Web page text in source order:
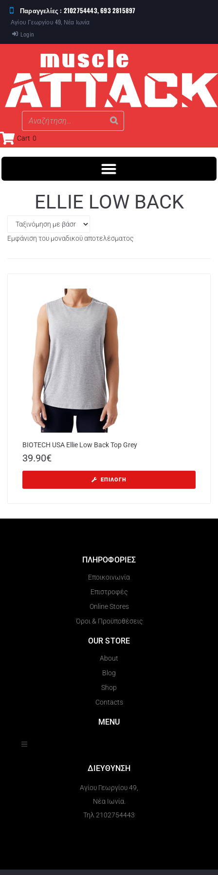
Παραγγελίες : 2102754443, 693 2815897
Αγίου Γεωργίου 49, Νέα Ιωνία
Login
Cart 0
ELLIE LOW BACK
Εμφάνιση του μοναδικού αποτελέσματος
BIOTECH USA Ellie Low Back Top Grey
39.90€
ΕΠΙΛΟΓΉ
ΠΛΗΡΟΦΟΡΙΕΣ
Εποικοινωνία
Επιστροφές
Online Stores
Όροι & Προϋποθέσεις
OUR STORE
About
Blog
Shop
Contacts
MENU
ΔΙΕΥΘΥΝΣΗ
Αγίου Γεωργίου 49,
Νέα Ιωνία.
Τηλ 2102754443